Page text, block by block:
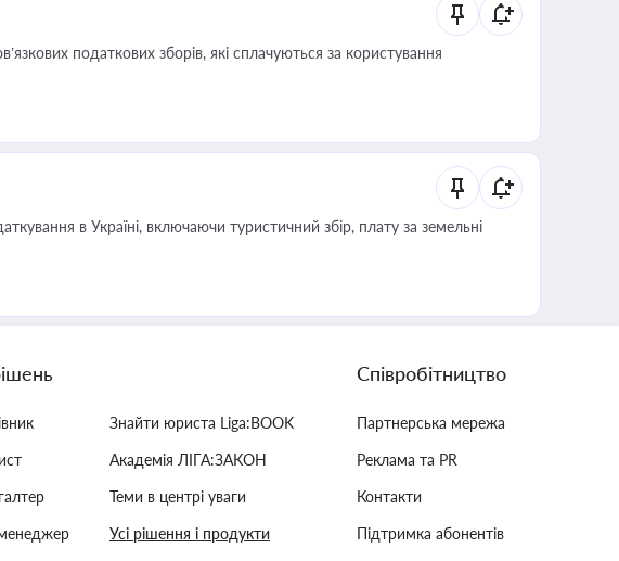
податкових зборів, які сплачуються за користування
в Україні, включаючи туристичний збір, плату за земельні
Знайти юриста Liga:BOOK
Академія ЛІГА:ЗАКОН
Теми в центрі уваги
Усі рішення і продукти
Співробітництво
Партнерська мережа
Реклама та PR
Контакти
Підтримка абонентів